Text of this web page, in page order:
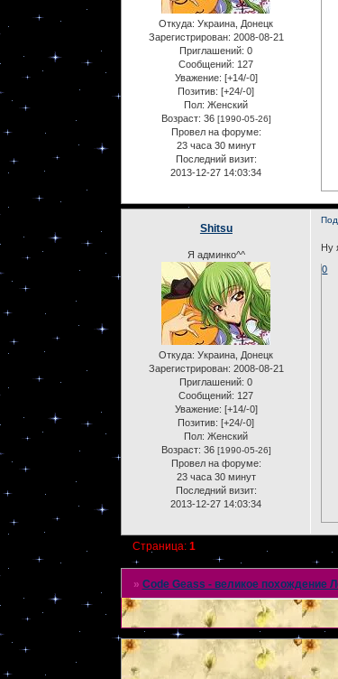
Откуда: Украина, Донецк
Зарегистрирован: 2008-08-21
Приглашений: 0
Сообщений: 127
Уважение: [+14/-0]
Позитив: [+24/-0]
Пол: Женский
Возраст: 36 [1990-05-26]
Провел на форуме:
23 часа 30 минут
Последний визит:
2013-12-27 14:03:34
Shitsu
Я админко^^
Откуда: Украина, Донецк
Зарегистрирован: 2008-08-21
Приглашений: 0
Сообщений: 127
Уважение: [+14/-0]
Позитив: [+24/-0]
Пол: Женский
Возраст: 36 [1990-05-26]
Провел на форуме:
23 часа 30 минут
Последний визит:
2013-12-27 14:03:34
Ну
0
Страница: 1
» Code Geass - великое похождение